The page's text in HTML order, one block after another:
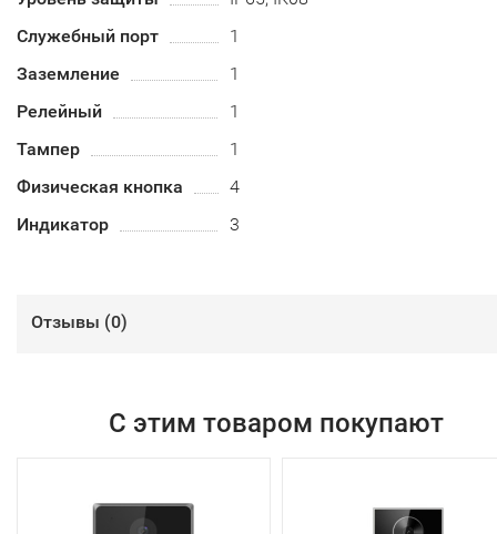
Служебный порт
1
Заземление
1
Релейный
1
Тампер
1
Физическая кнопка
4
Индикатор
3
Отзывы (0)
С этим товаром покупают